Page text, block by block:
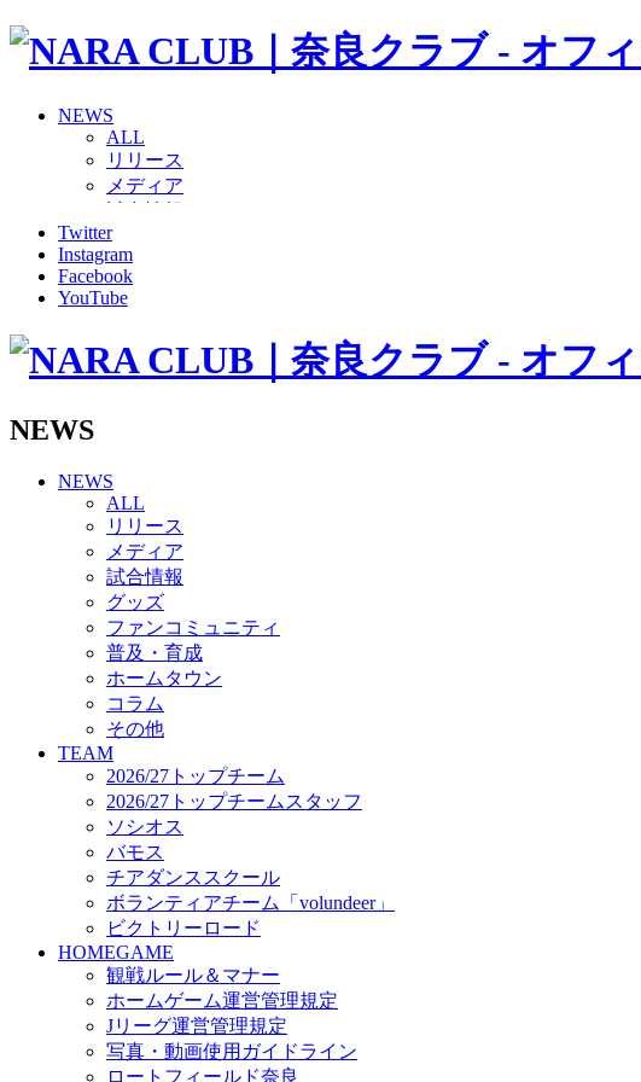
NEWS
ALL
リリース
メディア
グッズ
ファンコミュニティ
普及・育成
ホームタウン
その他
バモス
チアダンススクール
ボランティアチーム「volundeer」
ビクトリーロード
HOMEGAME
観戦ルール＆マナー
ホームゲーム運営管理規定
Jリーグ運営管理規定
写真・動画使用ガイドライン
ロートフィールド奈良
SCHEDULE
2026/27
練習見学時のファンサービスについて
TICKET
奈良クラブ明治安田J3リーグ2026/27シーズン試合観戦チケット
奈良クラブ明治安田Ｊ3リーグ 2026/27シーズン「鹿パス」
観戦ルール＆マナー
FANCOMMUNITY
2026/27ファンコミュニティ
サポートショップ
GOODS
オフィシャルストア（実店舗）
オンラインストア
ACADEMY
アカデミーについて
Twitter
Instagram
Facebook
YouTube
NEWS
NEWS
ALL
リリース
メディア
試合情報
グッズ
ファンコミュニティ
普及・育成
ホームタウン
コラム
その他
TEAM
2026/27トップチーム
2026/27トップチームスタッフ
ソシオス
バモス
チアダンススクール
ボランティアチーム「volundeer」
ビクトリーロード
HOMEGAME
観戦ルール＆マナー
ホームゲーム運営管理規定
Jリーグ運営管理規定
写真・動画使用ガイドライン
ロートフィールド奈良